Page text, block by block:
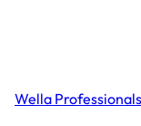
Wella Professionals